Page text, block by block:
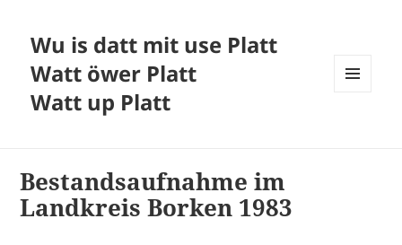
Wu is datt mit use Platt
Watt öwer Platt
Watt up Platt
Bestandsaufnahme im
Landkreis Borken 1983